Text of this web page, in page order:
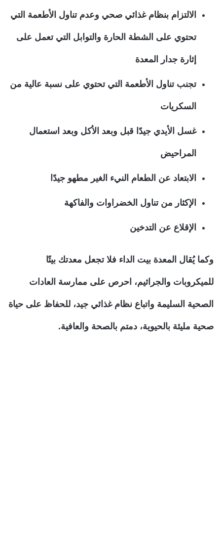
الالتزام بنظام غذائي صحي وعدم تناول الأطعمة التي
تحتوي على الشطة الحارة والتوابل التي تعمل على
إثارة جدار المعدة
تجنب تناول الأطعمة التي تحتوي على نسبة عالية من
السكريات
غسل الأيدي جيدًا قبل وبعد الأكل وبعد استعمال
المراحيض
الابتعاد عن الطعام النيء الغير مطهو جيدًا
الإكثار من تناول الخضراوات والفاكهة
الإقلاع عن التدخين
وكما يُقال المعدة بيت الداء فلا تجعل معدتك بيتًا
للميكروبات والجراثيم، احرص على ممارسة العادات
الصحية السليمة واتباع نظام غذائي جيد، للحفاظ على حياة
صحية مليئة بالحيوية، دمتم بالصحة والعافية.